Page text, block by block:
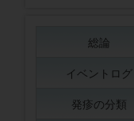
総論
イベントログ
発疹の分類